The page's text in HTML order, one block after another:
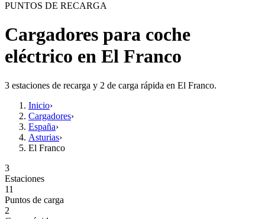
PUNTOS DE RECARGA
Cargadores para coche
eléctrico en El Franco
3 estaciones de recarga y 2 de carga rápida en El Franco.
Inicio›
Cargadores›
España›
Asturias›
El Franco
3
Estaciones
11
Puntos de carga
2